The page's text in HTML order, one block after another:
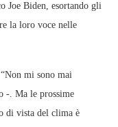
Joe Biden, esortando gli
la loro voce nelle
mi sono mai
-. Ma le prossime
di vista del clima è